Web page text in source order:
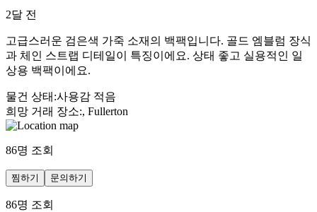
2달 전
고급스러운 검은색 가죽 소재의 백팩입니다. 골드 엠블럼 장식
과 체인 스트랩 디테일이 특징이에요. 상태 좋고 실용적인 일
상용 백팩이에요.
물건 상태 :사용감 적음
희망 거래 장소:, Fullerton
86명 조회
찜하기 문의하기
86명 조회